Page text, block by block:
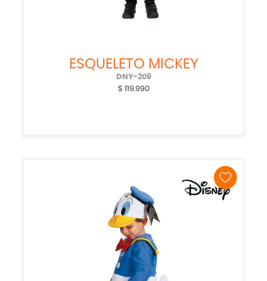
ESQUELETO MICKEY
DNY-209
$ 119.990